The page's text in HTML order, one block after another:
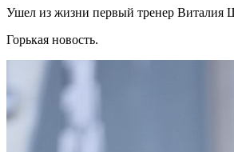
Ушел из жизни первый тренер Виталия
Горькая новость.